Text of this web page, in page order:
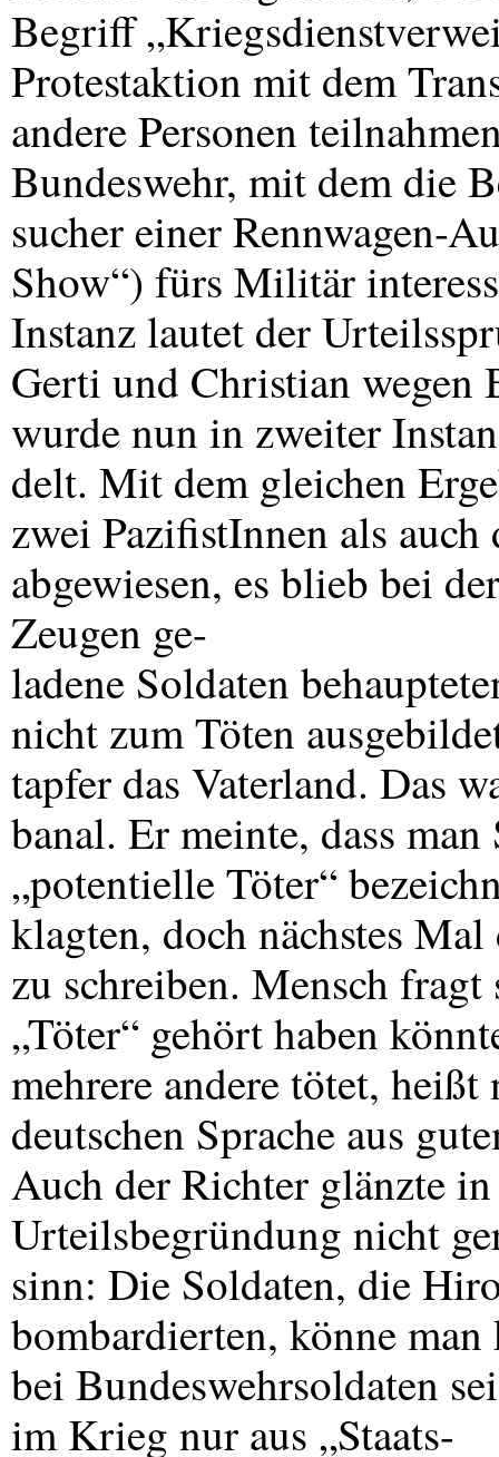
Begriff
Protestaktion mit dem
andere Personen
Bundeswehr, mit dem die
sucher einer Rennwagen-
Show“) fürs Militär
Instanz lautet der
Gerti und Christian
wurde nun in zweiter
delt. Mit dem gleichen
zwei PazifistInnen als
abgewiesen, es blieb bei
Zeugen ge-
ladene Soldaten
nicht zum Töten
tapfer das Vaterland. Das
banal. Er meinte, dass
„potentielle Töter“
klagten, doch nächstes
zu schreiben. Mensch
„Töter“ gehört haben
mehrere andere tötet,
deutschen Sprache aus
Auch der Richter glänzte
Urteilsbegründung nicht
sinn: Die Soldaten, die
bombardierten, könne
bei Bundeswehrsoldaten
im Krieg nur aus „Staats-